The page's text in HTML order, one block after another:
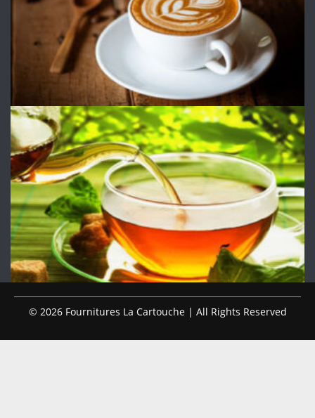
© 2026 Fournitures La Cartouche | All Rights Reserved